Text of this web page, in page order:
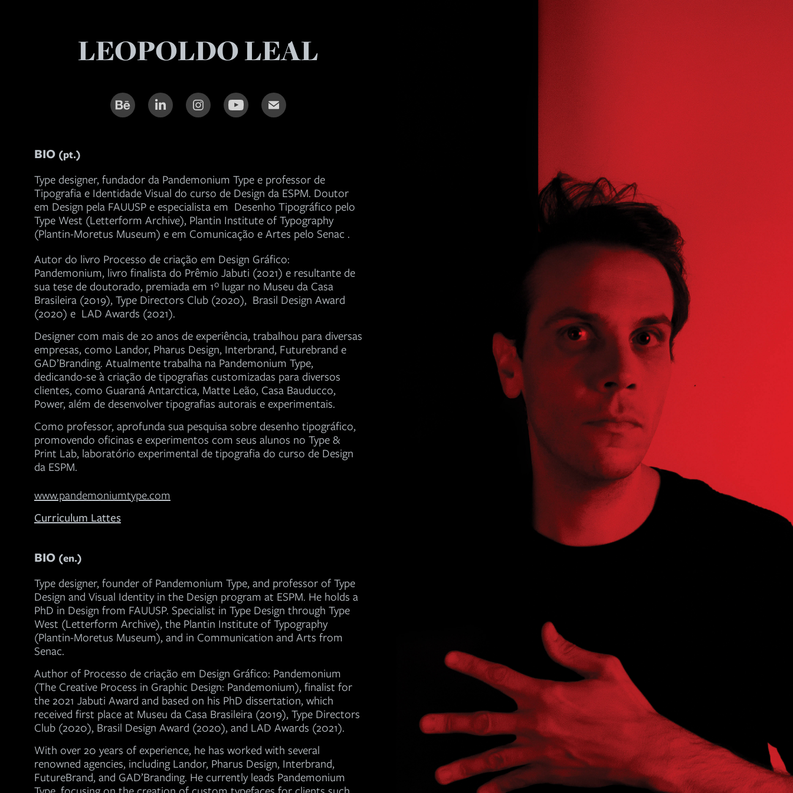
LEOPOLDO LEAL
BIO (pt.)
Type designer, fundador da Pandemonium Type e professor de
Tipografia e Identidade Visual do curso de Design da ESPM. Doutor
em Design pela FAUUSP e especialista em Desenho Tipográfico pelo
Type West (Letterform Archive), Plantin Institute of Typography
(Plantin-Moretus Museum) e em Comunicação e Artes pelo Senac .
Autor do livro Processo de criação em Design Gráfico:
Pandemonium, livro finalista do Prêmio Jabuti (2021) e resultante de
sua tese de doutorado, premiada em 1º lugar no Museu da Casa
Brasileira (2019), Type Directors Club (2020), Brasil Design Award
(2020) e LAD Awards (2021).
Designer com mais de 20 anos de experiência, trabalhou para diversas
empresas, como Landor, Pharus Design, Interbrand, Futurebrand e
GAD’Branding. Atualmente trabalha na Pandemonium Type,
dedicando-se à criação de tipografias customizadas para diversos
clientes, como Guaraná Antarctica, Matte Leão, Casa Bauducco,
Power, além de desenvolver tipografias autorais e experimentais.
Como professor, aprofunda sua pesquisa sobre desenho tipográfico,
promovendo oficinas e experimentos com seus alunos no Type &
Print Lab, laboratório experimental de tipografia do curso de Design
da ESPM.
www.pandemoniumtype.com
Curriculum Lattes
BIO (en.)
Type designer, founder of Pandemonium Type, and professor of Type
Design and Visual Identity in the Design program at ESPM. He holds a
PhD in Design from FAUUSP. Specialist in Type Design through Type
West (Letterform Archive), the Plantin Institute of Typography
(Plantin-Moretus Museum), and in Communication and Arts from
Senac.
Author of Processo de criação em Design Gráfico: Pandemonium
(The Creative Process in Graphic Design: Pandemonium), finalist for
the 2021 Jabuti Award and based on his PhD dissertation, which
received first place at Museu da Casa Brasileira (2019), Type Directors
Club (2020), Brasil Design Award (2020), and LAD Awards (2021).
With over 20 years of experience, he has worked with several
renowned agencies, including Landor, Pharus Design, Interbrand,
FutureBrand, and GAD’Branding. He currently leads Pandemonium